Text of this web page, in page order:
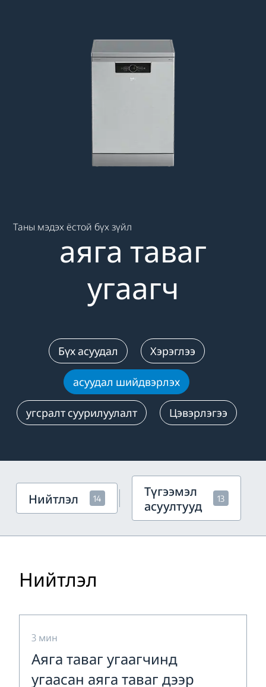
Таны мэдэх ёстой бүх зүйл
аяга таваг
угаагч
Бүх асуудал Хэрэглээ
асуудал шийдвэрлэх
угсралт суурилуулалт Цэвэрлэгээ
Нийтлэл 14
Түгээмэл
асуултууд
13
Нийтлэл
3 мин
Аяга таваг угаагчинд
угаасан аяга таваг дээр